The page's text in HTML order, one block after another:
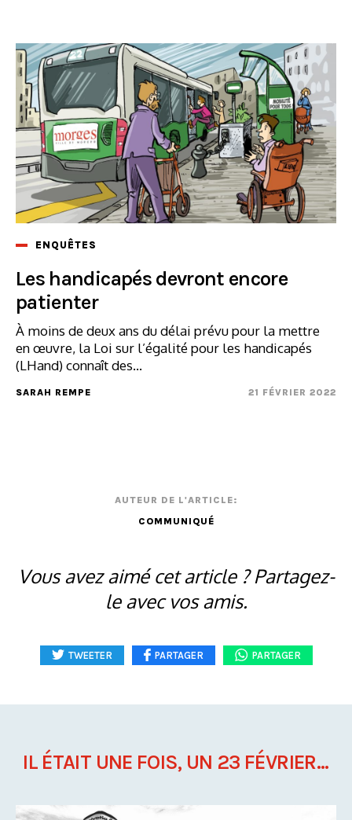
ENQUÊTES
Les handicapés devront encore
patienter
À moins de deux ans du délai prévu pour la mettre
en œuvre, la Loi sur l’égalité pour les handicapés
(LHand) connaît des...
SARAH REMPE 21 FÉVRIER 2022
AUTEUR DE L'ARTICLE:
COMMUNIQUÉ
Vous avez aimé cet article ? Partagez-
le avec vos amis.
TWEETER PARTAGER PARTAGER
IL ÉTAIT UNE FOIS, UN 23 FÉVRIER...